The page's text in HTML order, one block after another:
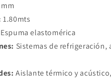
1.80mts
elastomérica
Sistemas de
Aislante térmico y